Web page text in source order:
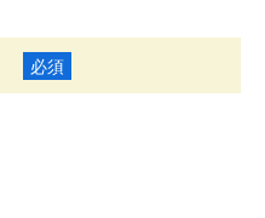
必須